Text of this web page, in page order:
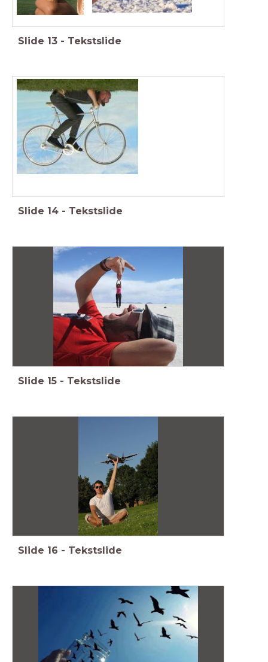
Slide 13 - Tekstslide
Slide 14 - Tekstslide
Slide 15 - Tekstslide
Slide 16 - Tekstslide